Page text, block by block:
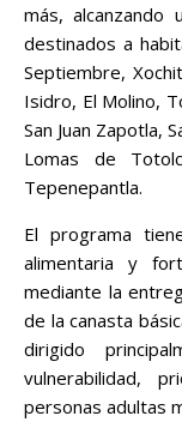
más, alcanzando
destinados a
Septiembre,
Isidro, El Molino,
San Juan Zapotla,
Lomas de
Tepenepantla.
El programa
alimentaria y
mediante la
de la canasta
dirigido
vulnerabilidad,
personas adultas